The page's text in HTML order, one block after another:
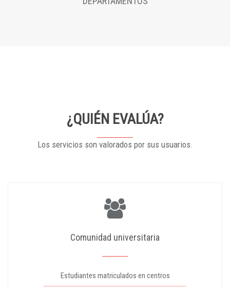
¿QUIÉN EVALÚA?
Los servicios son valorados por sus usuarios.
Comunidad universitaria
Estudiantes matriculados en centros